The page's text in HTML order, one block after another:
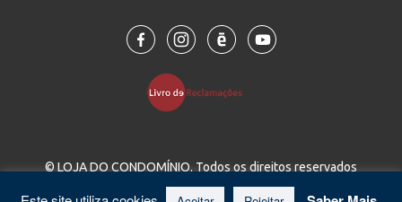
© LOJA DO CONDOMÍNIO. Todos os direitos reservados